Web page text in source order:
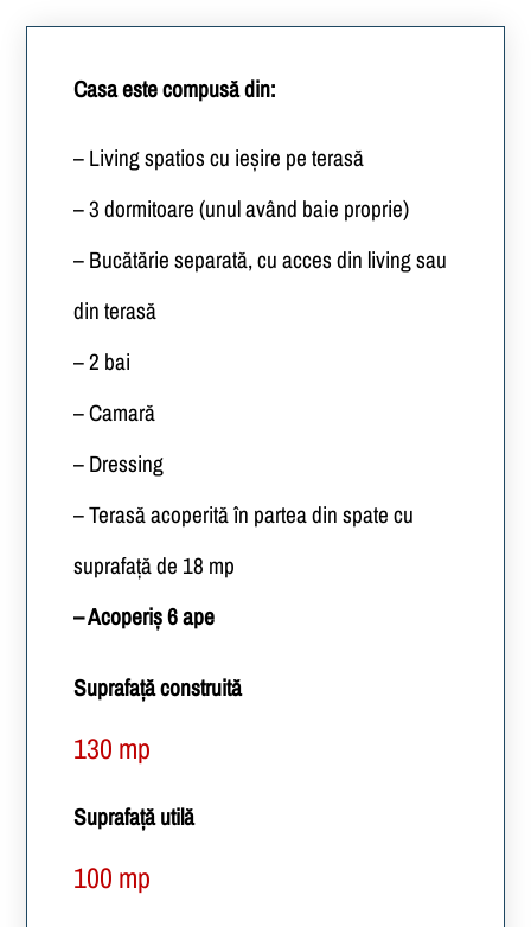
Casa este compusă din:
– Living spatios cu ieșire pe terasă
– 3 dormitoare (unul având baie proprie)
– Bucătărie separată, cu acces din living sau
din terasă
– 2 bai
– Camară
– Dressing
– Terasă acoperită în partea din spate cu
suprafață de 18 mp
– Acoperiș 6 ape
Suprafață construită
130 mp
Suprafață utilă
100 mp